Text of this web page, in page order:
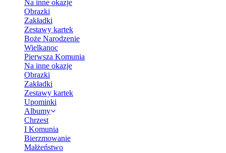
Na inne okazje
Obrazki
Zakładki
Zestawy kartek
Boże Narodzenie
Wielkanoc
Pierwsza Komunia
Na inne okazje
Obrazki
Zakładki
Zestawy kartek
Upominki
Albumy
Chrzest
I Komunia
Bierzmowanie
Małżeństwo